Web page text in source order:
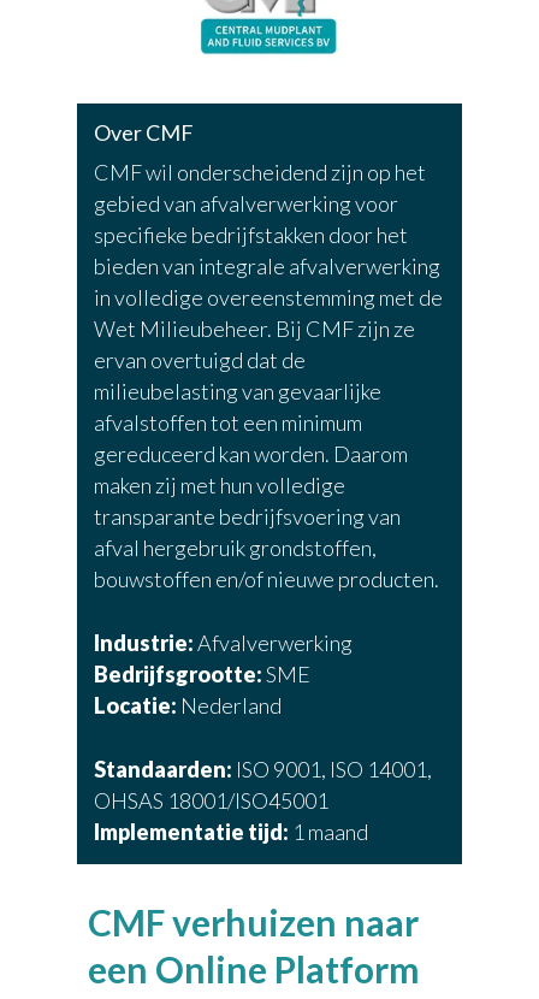
Over CMF
CMF wil onderscheidend zijn op het
gebied van afvalverwerking voor
specifieke bedrijfstakken door het
bieden van integrale afvalverwerking
in volledige overeenstemming met de
Wet Milieubeheer. Bij CMF zijn ze
ervan overtuigd dat de
milieubelasting van gevaarlijke
afvalstoffen tot een minimum
gereduceerd kan worden. Daarom
maken zij met hun volledige
transparante bedrijfsvoering van
afval hergebruik grondstoffen,
bouwstoffen en/of nieuwe producten.
Industrie:Afvalverwerking
Bedrijfsgrootte:SME
Locatie: Nederland
Standaarden: ISO 9001, ISO 14001,
OHSAS 18001/ISO45001
Implementatie tijd: 1 maand
CMF verhuizen naar
een Online Platform